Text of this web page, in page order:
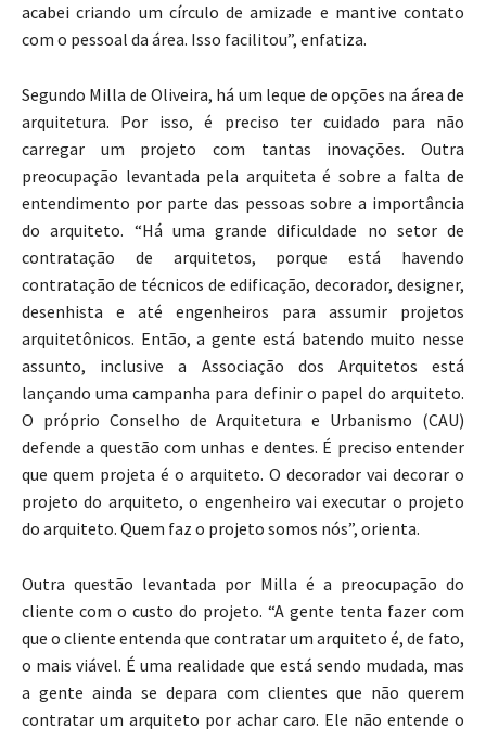
acabei criando um círculo de amizade e mantive contato
com o pessoal da área. Isso facilitou”, enfatiza.
Segundo Milla de Oliveira, há um leque de opções na área de
arquitetura. Por isso, é preciso ter cuidado para não
carregar um projeto com tantas inovações. Outra
preocupação levantada pela arquiteta é sobre a falta de
entendimento por parte das pessoas sobre a importância
do arquiteto. “Há uma grande dificuldade no setor de
contratação de arquitetos, porque está havendo
contratação de técnicos de edificação, decorador, designer,
desenhista e até engenheiros para assumir projetos
arquitetônicos. Então, a gente está batendo muito nesse
assunto, inclusive a Associação dos Arquitetos está
lançando uma campanha para definir o papel do arquiteto.
O próprio Conselho de Arquitetura e Urbanismo (CAU)
defende a questão com unhas e dentes. É preciso entender
que quem projeta é o arquiteto. O decorador vai decorar o
projeto do arquiteto, o engenheiro vai executar o projeto
do arquiteto. Quem faz o projeto somos nós”, orienta.
Outra questão levantada por Milla é a preocupação do
cliente com o custo do projeto. “A gente tenta fazer com
que o cliente entenda que contratar um arquiteto é, de fato,
o mais viável. É uma realidade que está sendo mudada, mas
a gente ainda se depara com clientes que não querem
contratar um arquiteto por achar caro. Ele não entende o